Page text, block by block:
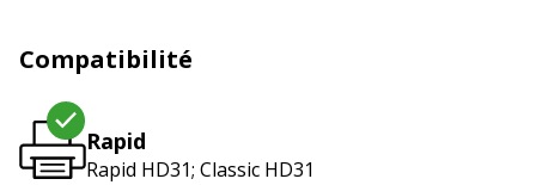
Compatibilité
Rapid
Rapid HD31; Classic HD31